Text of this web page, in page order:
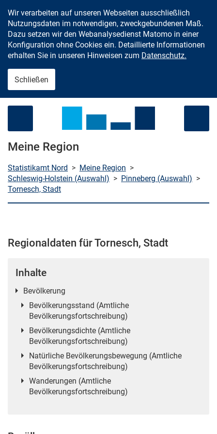
Zum Inhalt springen
Wir verarbeiten auf unseren Webseiten ausschließlich
Nutzungsdaten im notwendigen, zweckgebundenen Maß.
Dazu setzen wir den Webanalysedienst Matomo in einer
Konfiguration ohne Cookies ein. Detaillierte Informationen
erhalten Sie in unseren Hinweisen zum Datenschutz.
Schließen
Meine Region
Statistikamt Nord > Meine Region >
Schleswig-Holstein (Auswahl) > Pinneberg (Auswahl) >
Tornesch, Stadt
Regionaldaten für Tornesch, Stadt
Inhalte
Bevölkerung
Bevölkerungsstand (Amtliche
Bevölkerungsfortschreibung)
Bevölkerungsdichte (Amtliche
Bevölkerungsfortschreibung)
Natürliche Bevölkerungsbewegung (Amtliche
Bevölkerungsfortschreibung)
Wanderungen (Amtliche
Bevölkerungsfortschreibung)